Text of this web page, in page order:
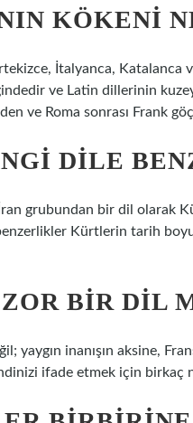
KÖKENI
İtalyanca,
ve Latin dillerinin
ve Roma sonrası Frank
DILE
grubundan bir dil olarak
Kürtlerin tarih
BIR DIL
yaygın inanışın aksine,
ifade etmek için birkaç